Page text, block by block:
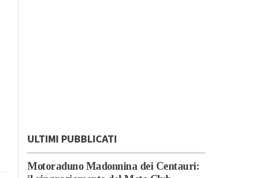
ULTIMI PUBBLICATI
Motoraduno Madonnina dei Centauri: